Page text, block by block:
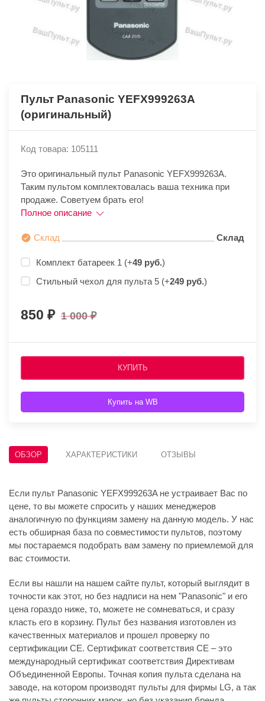
Пульт Panasonic YEFX999263A
(оригинальный)
Код товара: 105111
Это оригинальный пульт Panasonic YEFX999263A.
Таким пультом комплектовалась ваша техника при
продаже. Советуем брать его!
Полное описание
Склад Склад
Комплект батареек 1 (+49 руб.)
Стильный чехол для пульта 5 (+249 руб.)
850 1 000
КУПИТЬ
Купить на WB
ОБЗОР ХАРАКТЕРИСТИКИ ОТЗЫВЫ
Если пульт Panasonic YEFX999263A не устраивает Вас по
цене, то вы можете спросить у наших менеджеров
аналогичную по функциям замену на данную модель. У нас
есть обширная база по совместимости пультов, поэтому
мы постараемся подобрать вам замену по приемлемой для
вас стоимости.
Если вы нашли на нашем сайте пульт, который выглядит в
точности как этот, но без надписи на нем "Panasonic" и его
цена гораздо ниже, то, можете не сомневаться, и сразу
класть его в корзину. Пульт без названия изготовлен из
качественных материалов и прошел проверку по
сертификации CE. Сертификат соответствия СЕ – это
международный сертификат соответствия Директивам
Объединенной Европы. Точная копия пульта сделана на
заводе, на котором производят пульты для фирмы LG, а так